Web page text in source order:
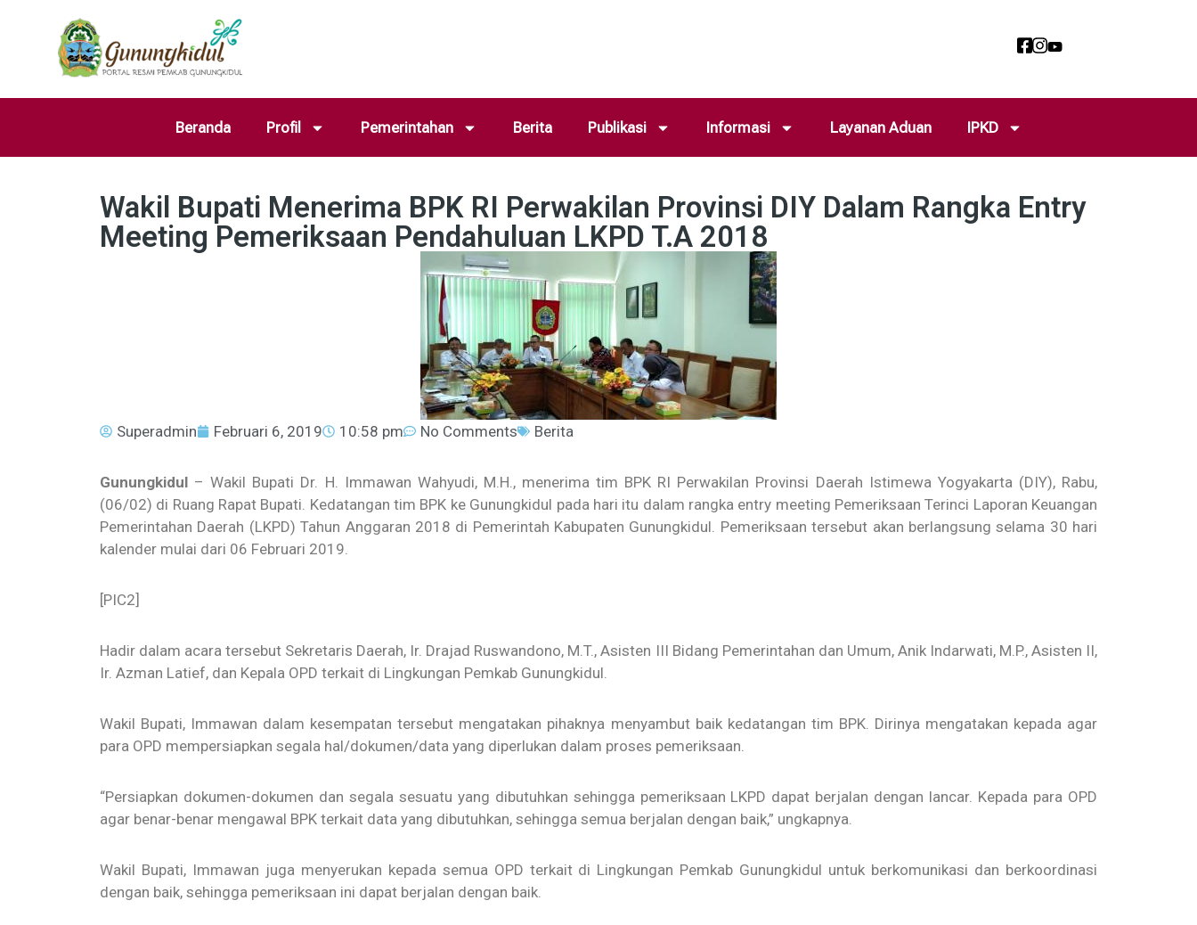
Beranda Profil Pemerintahan Berita Publikasi Informasi Layanan Aduan IPKD
Wakil Bupati Menerima BPK RI Perwakilan Provinsi DIY Dalam Rangka Entry
Meeting Pemeriksaan Pendahuluan LKPD T.A 2018
Superadmin Februari 6, 2019 10:58 pm No Comments Berita
Gunungkidul – Wakil Bupati Dr. H. Immawan Wahyudi, M.H., menerima tim BPK RI Perwakilan Provinsi Daerah Istimewa Yogyakarta (DIY), Rabu,
(06/02) di Ruang Rapat Bupati. Kedatangan tim BPK ke Gunungkidul pada hari itu dalam rangka entry meeting Pemeriksaan Terinci Laporan Keuangan
Pemerintahan Daerah (LKPD) Tahun Anggaran 2018 di Pemerintah Kabupaten Gunungkidul. Pemeriksaan tersebut akan berlangsung selama 30 hari
kalender mulai dari 06 Februari 2019.
[PIC2]
Hadir dalam acara tersebut Sekretaris Daerah, Ir. Drajad Ruswandono, M.T., Asisten III Bidang Pemerintahan dan Umum, Anik Indarwati, M.P., Asisten II,
Ir. Azman Latief, dan Kepala OPD terkait di Lingkungan Pemkab Gunungkidul.
Wakil Bupati, Immawan dalam kesempatan tersebut mengatakan pihaknya menyambut baik kedatangan tim BPK. Dirinya mengatakan kepada agar
para OPD mempersiapkan segala hal/dokumen/data yang diperlukan dalam proses pemeriksaan.
“Persiapkan dokumen-dokumen dan segala sesuatu yang dibutuhkan sehingga pemeriksaan LKPD dapat berjalan dengan lancar. Kepada para OPD
agar benar-benar mengawal BPK terkait data yang dibutuhkan, sehingga semua berjalan dengan baik,” ungkapnya.
Wakil Bupati, Immawan juga menyerukan kepada semua OPD terkait di Lingkungan Pemkab Gunungkidul untuk berkomunikasi dan berkoordinasi
dengan baik, sehingga pemeriksaan ini dapat berjalan dengan baik.